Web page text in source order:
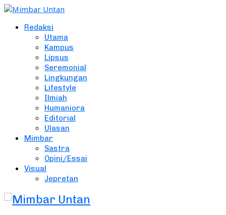
Redaksi
Utama
Kampus
Lipsus
Seremonial
Lingkungan
Lifestyle
Ilmiah
Humaniora
Editorial
Ulasan
Mimbar
Sastra
Opini/Essai
Visual
Jepretan